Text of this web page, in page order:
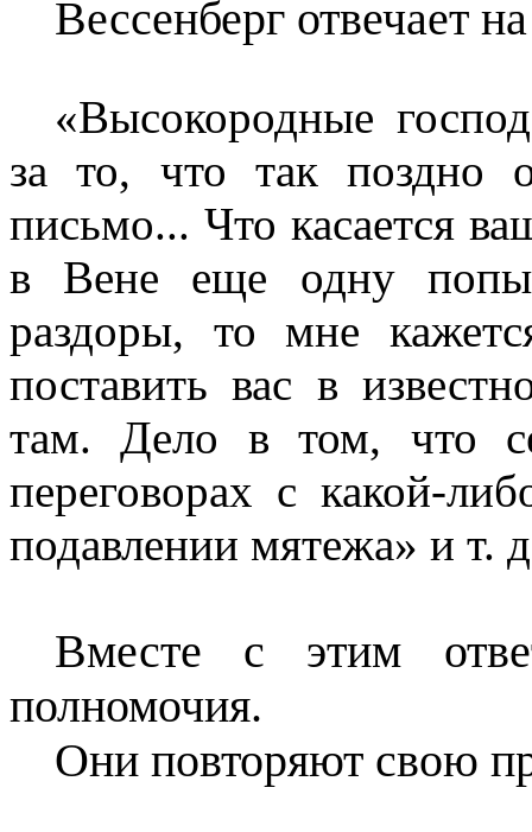
Вессенберг отвечает
«Высокородные
за то, что так поздно
письмо... Что касается
в Вене еще одну
раздоры, то мне
поставить вас в
там. Дело в том, что
переговорах с какой-
подавлении мятежа» и т.
Вместе с этим
полномочия.
Они повторяют свою